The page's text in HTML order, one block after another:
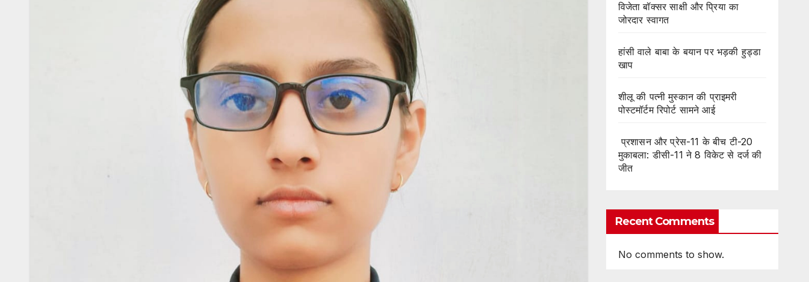
विजेता बॉक्सर साक्षी और प्रिया का
जोरदार स्वागत
हांसी वाले बाबा के बयान पर भड़की हुड्डा
खाप
शीलू की पत्नी मुस्कान की प्राइमरी
पोस्टमॉर्टम रिपोर्ट सामने आई
प्रशासन और प्रेस-11 के बीच टी-20
मुकाबला: डीसी-11 ने 8 विकेट से दर्ज की
जीत
Recent Comments
No comments to show.